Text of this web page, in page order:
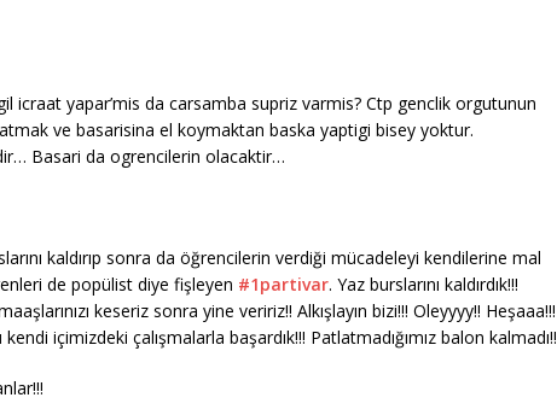
icraat yapar’mis da carsamba supriz varmis? Ctp genclik orgutunun
ve basarisina el koymaktan baska yaptigi bisey yoktur.
Basari da ogrencilerin olacaktir…
kaldırıp sonra da öğrencilerin verdiği mücadeleyi kendilerine mal
de popülist diye fişleyen #1partivar. Yaz burslarını kaldırdık!!!
keseriz sonra yine veririz!! Alkışlayın bizi!!! Oleyyyy!! Heşaaa!!!
içimizdeki çalışmalarla başardık!!! Patlatmadığımız balon kalmadı!!